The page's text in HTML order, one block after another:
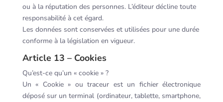
ou à la réputation des personnes. L’éditeur décline toute
responsabilité à cet égard.
Les données sont conservées et utilisées pour une durée
conforme à la législation en vigueur.
Article 13 – Cookies
Qu’est-ce qu’un « cookie » ?
Un « Cookie » ou traceur est un fichier électronique
déposé sur un terminal (ordinateur, tablette, smartphone,